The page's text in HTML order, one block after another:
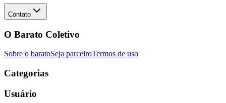
Contato
O Barato Coletivo
Sobre o baratoSeja parceiroTermos de uso
Categorias
Usuário